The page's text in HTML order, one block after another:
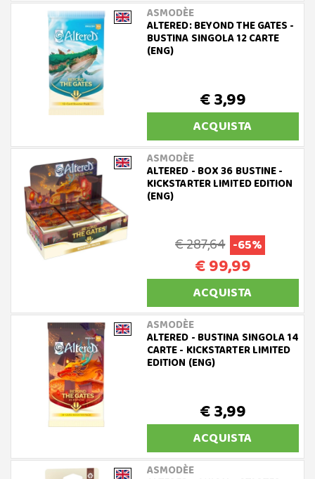
ASMODÈE
ALTERED: BEYOND THE GATES -
BUSTINA SINGOLA 12 CARTE
(ENG)
€ 3,99
ACQUISTA
ASMODÈE
ALTERED - BOX 36 BUSTINE -
KICKSTARTER LIMITED EDITION
(ENG)
€ 287,64 -65%
€ 99,99
ACQUISTA
ASMODÈE
ALTERED - BUSTINA SINGOLA 14
CARTE - KICKSTARTER LIMITED
EDITION (ENG)
€ 3,99
ACQUISTA
ASMODÈE